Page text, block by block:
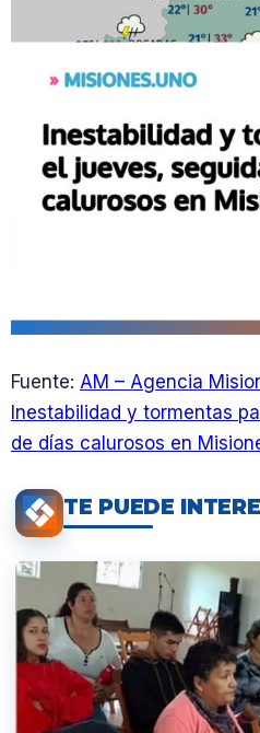
Fuente: AM – Agencia
Inestabilidad y tormentas
de días calurosos en
TE PUEDE